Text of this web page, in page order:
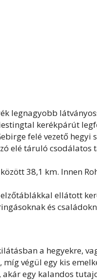
legnagyobb
kerékpárút
felé vezető
elé táruló csodálatos
38,1 km. Innen
ellátott
és
a hegyekre,
végül egy kis
egy kalandos